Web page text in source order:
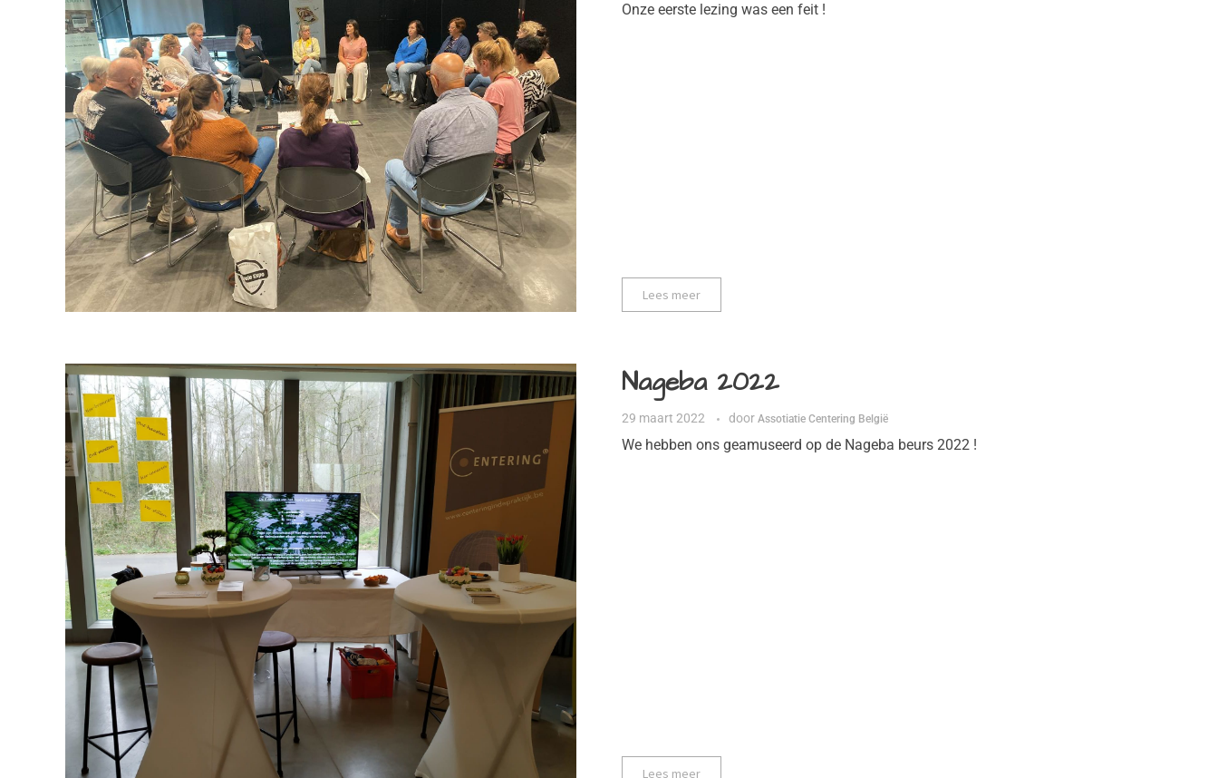
Onze eerste lezing was een feit !
Lees meer
Nageba 2022
29 maart 2022 door Assotiatie Centering België
We hebben ons geamuseerd op de Nageba beurs 2022 !
Lees meer